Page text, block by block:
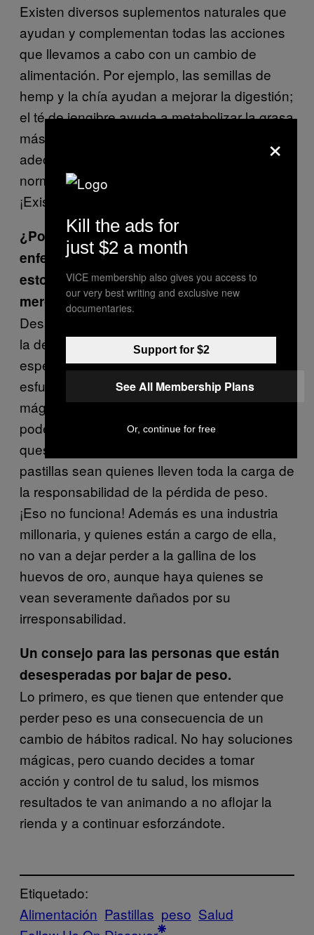
Existen diversos suplementos naturales que
ayudan y complementan todas las acciones
que llevamos a cabo con un cambio de
alimentación. Por ejemplo, las semillas de
hemp y la chía ayudan a mejorar la digestión;
el té de jengibre ayuda a metabolizar la grasa
más rápidamente; combinar los alimentos
adecuadamente también es básico para
normalizar las funciones de tu organismo.
¡Existen muchas opciones!
¿Por qué a pesar de todos los casos de
enfermedades y muertes que causan
estos productos, los seguimos viendo el
mercado?
Desafortunadamente, por la ley de la oferta y
la demanda. La gente está siempre
esperanzada a realizar la ley del mínimo
esfuerzo y a obtener resultados casi
mágicos. Seguramente suena maravilloso
poder comerte una hamburguesa doble con
queso tres veces a la semana pero que las
pastillas sean quienes lleven toda la carga de
la responsabilidad de la pérdida de peso.
¡Eso no funciona! Además es una industria
millonaria, y quienes están a cargo de ella,
no van a dejar perder a la gallina de los
huevos de oro, aunque haya quienes se
vean severamente dañados por su
irresponsabilidad.
Un consejo para las personas que están
desesperadas por bajar de peso.
Lo primero, es que tienen que entender que
perder peso es una consecuencia de un
cambio de hábitos radical. No hay soluciones
mágicas, pero cuando decides a tomar
acción y control de tu salud, los mismos
resultados te van animando a no aflojar la
rienda y a continuar esforzándote.
Etiquetado:
Alimentación Pastillas peso Salud
×
Kill the ads for
just $2 a month
VICE membership also gives you access to
our very best writing and exclusive new
documentaries.
Support for $2
See All Membership Plans
Or, continue for free